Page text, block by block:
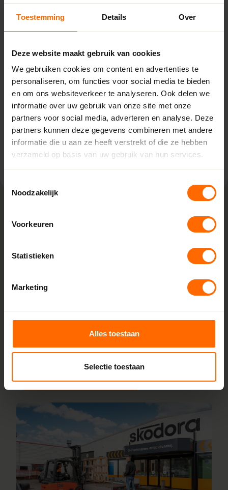
Toestemming Details Over
Deze website maakt gebruik van cookies
We gebruiken cookies om content en advertenties te
personaliseren, om functies voor social media te bieden
en om ons websiteverkeer te analyseren. Ook delen we
informatie over uw gebruik van onze site met onze
partners voor social media, adverteren en analyse. Deze
partners kunnen deze gegevens combineren met andere
informatie die u aan ze heeft verstrekt of die ze hebben
verzameld op basis van uw gebruik van hun services.
Noodzakelijk
Voorkeuren
Statistieken
Marketing
Alles toestaan
Selectie toestaan
Pick-up point
Concordia
Stephensonstraat 39,
7903 AS Hoogeveen
0513335000
hoogeveen@skodora.nl
Selecteren als mijn vestiging
Bekijk vestiging info
Lokaal geproduceerd in onze eigen
Bij Skodora bestel je kunststof kozijnen rechtstreeks bij de
bron, zonder tussenhandelaren. Met onze fabrieken in
korte productietijden en topkwaliteit. Wij maken kunststof
staat altijd voor je klaar.
Lees meer over onze fabriek